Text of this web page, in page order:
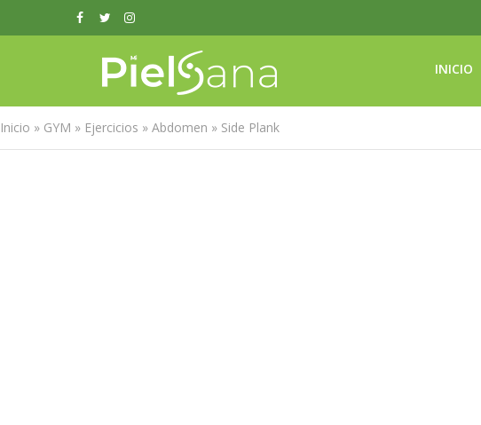
INICIO
Inicio » GYM » Ejercicios » Abdomen » Side Plank